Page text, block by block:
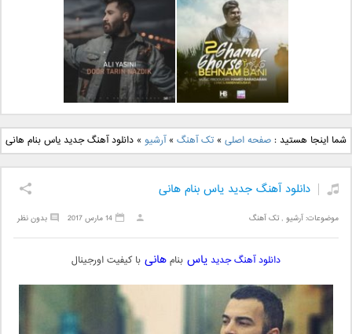
دانلود آهنگ جدید مهدی
یراحی بنام اسرار
دانلود آهنگ جدید فرزاد
فرزین بنام آتیش
دانلود آهنگ جدید بهنام
بانی بنام قرص قمر 2
دانلود آهنگ جدید علی
یاسینی بنام دورترین نزدیک
شما اینجا هستید :صفحه اصلی »تک آهنگ »آرشیو »دانلود آهنگ جدید یاس بنام هانی
دانلود آهنگ جدید یاس بنام هانی
موضوعات:آرشیو ,تک آهنگ بدون نظر 14 مارس 2017
دانلود آهنگ جدید یاس بنامهانی با کیفیت اورجینال